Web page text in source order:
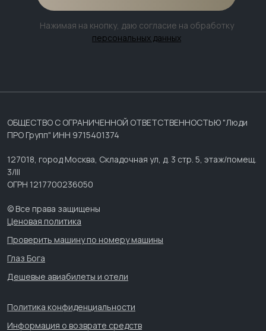
Нажимая на кнопку, даю согласие на обработку
персональных данных
ОБЩЕСТВО С ОГРАНИЧЕННОЙ ОТВЕТСТВЕННОСТЬЮ "Люди
ПРО Групп" ИНН 9715401374
127018, город Москва, Складочная ул, д. 3 стр. 5, этаж/помещ.
3/III
ОГРН 1217700236050
© Все права защищены
Ценовая политика
Проверить машину по номеру машины
Глаз Бога
Дешевые авиабилеты и отели
Политика конфиденциальности
Информация о возврате средств